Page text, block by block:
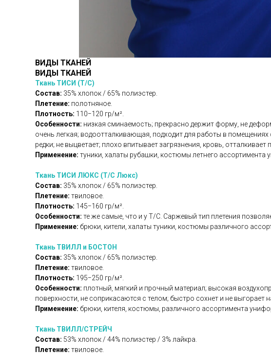
ВИДЫ ТКАНЕЙ
ВИДЫ ТКАНЕЙ
Ткань ТИСИ (Т/С)
Состав: 35% хлопок / 65% полиэстер.
Плетение: полотняное.
Плотность: 110−120 гр/м².
Особенности: низкая сминаемость; прекрасно держит форму, не
очень легкая; водоотталкивающая, подходит для работы в
редки; не выцветает; плохо впитывает загрязнения, кровь, отталкивает
Применение: туники, халаты рубашки, костюмы летнего
Ткань ТИСИ ЛЮКС (Т/С Люкс)
Состав: 35% хлопок / 65% полиэстер.
Плетение: твиловое.
Плотность: 145−160 гр/м².
Особенности: те же самые, что и у Т/С. Саржевый тип плетения
Применение: брюки, кители, халаты туники, костюмы различного
Ткань ТВИЛЛ и БОСТОН
Состав: 35% хлопок / 65% полиэстер.
Плетение: твиловое.
Плотность: 195−250 гр/м².
Особенности: плотный, мягкий и прочный материал; высокая
поверхности, не соприкасаются с телом; быстро сохнет и не выгорает
Применение: брюки, кителя, костюмы, различного ассортимента
Ткань ТВИЛЛ/СТРЕЙЧ
Состав: 53% хлопок / 44% полиэстер / 3% лайкра.
Плетение: твиловое.